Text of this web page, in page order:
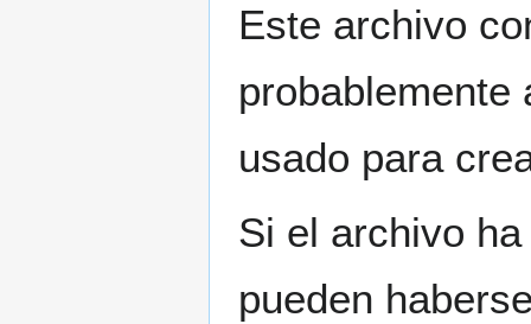
Este archivo
probablemente
usado para
Si el archivo
pueden